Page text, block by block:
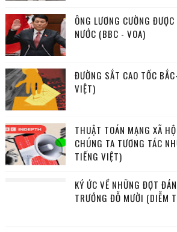
ÔNG LƯƠNG CƯỜNG
NƯỚC (BBC - VOA)
ĐƯỜNG SẮT CAO TỐC
VIỆT)
THUẬT TOÁN MẠNG XÃ
CHÚNG TA TƯƠNG TÁC
TIẾNG VIỆT)
KÝ ỨC VỀ NHỮNG ĐỢT
TRƯỚNG ĐỖ MƯỜI (DIỄM